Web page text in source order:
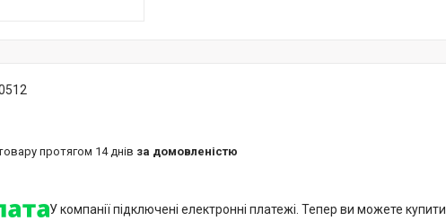
протягом 14 днів за домовленістю
У компанії підключені електронні платежі. Тепер ви можете купити